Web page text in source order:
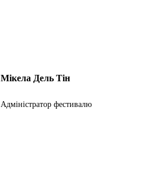
Мікела Дель Тін
Адміністратор фестивалю